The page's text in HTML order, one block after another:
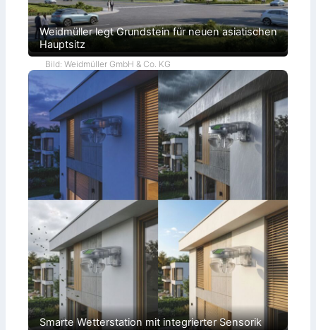
Weidmüller legt Grundstein für neuen asiatischen
Hauptsitz
Bild: Weidmüller GmbH & Co. KG
Smarte Wetterstation mit integrierter Sensorik